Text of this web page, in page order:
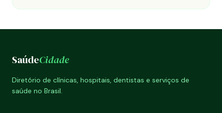
SaúdeCidade
Diretório de clínicas, hospitais, dentistas e serviços de
saúde no Brasil.